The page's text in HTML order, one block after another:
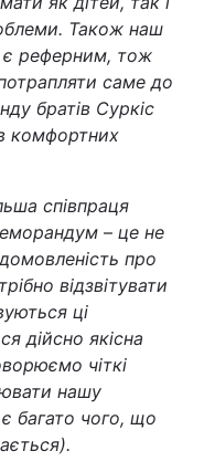
Також наш
є реферним, тож
саме до
братів Суркіс
комфортних
співпраця
– це не
про
відзвітувати
ці
дійсно якісна
чіткі
нашу
є багато чого, що